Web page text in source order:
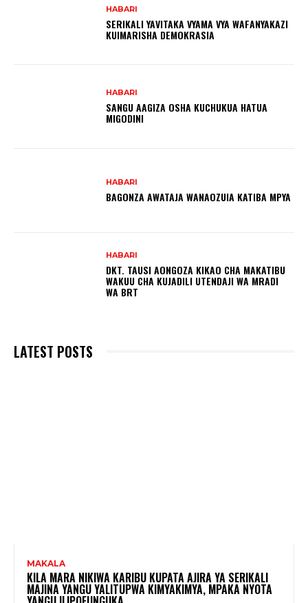
HABARI
SERIKALI YAVITAKA VYAMA VYA WAFANYAKAZI
KUIMARISHA DEMOKRASIA
HABARI
SANGU AAGIZA OSHA KUCHUKUA HATUA
MIGODINI ‎
HABARI
BAGONZA AWATAJA WANAOZUIA KATIBA MPYA
HABARI
DKT. TAUSI AONGOZA KIKAO CHA MAKATIBU
WAKUU CHA KUJADILI UTENDAJI WA MRADI
WA BRT
LATEST POSTS
MAKALA
KILA MARA NIKIWA KARIBU KUPATA AJIRA YA SERIKALI
MAJINA YANGU YALITUPWA KIMYAKIMYA, MPAKA NYOTA